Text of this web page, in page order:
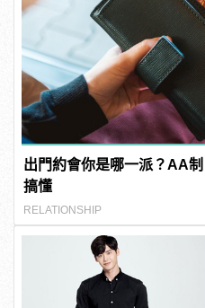
出門約會你是哪一派？AA
搞懂
RELATIONSHIP